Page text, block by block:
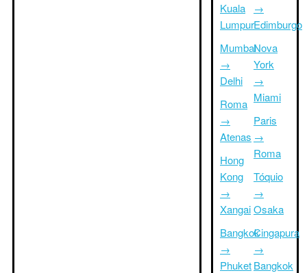
Kuala
Lumpur
Mumbai
→
Delhi
Roma
→
Atenas
Hong
Kong
→
Xangai
Bangkok
→
Phuket
→
Edimburgo
Nova
York
→
Miami
Paris
→
Roma
Tóquio
→
Osaka
Cingapura
→
Bangkok